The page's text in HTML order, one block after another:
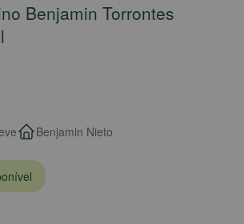
Benjamin Torrontes
Benjamin Nieto